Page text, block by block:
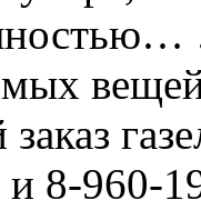
8-960-